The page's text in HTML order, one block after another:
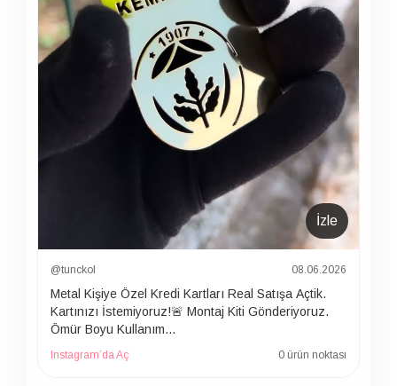
İzle
@tunckol 08.06.2026
Metal Kişiye Özel Kredi Kartları Real Satışa Açtik.
Kartınızı İstemiyoruz!🚨 Montaj Kiti Gönderiyoruz.
Ömür Boyu Kullanım…
Instagram’da Aç 0 ürün noktası